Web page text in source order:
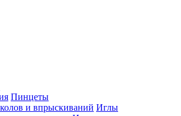
Пинцеты
и впрыскиваний Иглы